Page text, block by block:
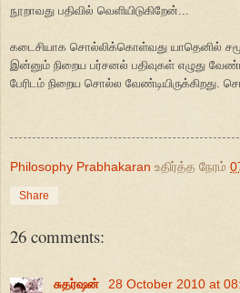
நூறாவது பதிவில் வெளியிடுகிறேன்...
கடைசியாக சொல்லிக்கொள்வது யாதெனில்
இன்னும் நிறைய பர்சனல் பதிவுகள் எழுது
பேரிடம் நிறைய சொல்ல வேண்டியிருக்கிறது.
Philosophy Prabhakaran உதிர்த்த நேரம்
Share
26 comments:
சுதர்ஷன்
28 October 2010 at